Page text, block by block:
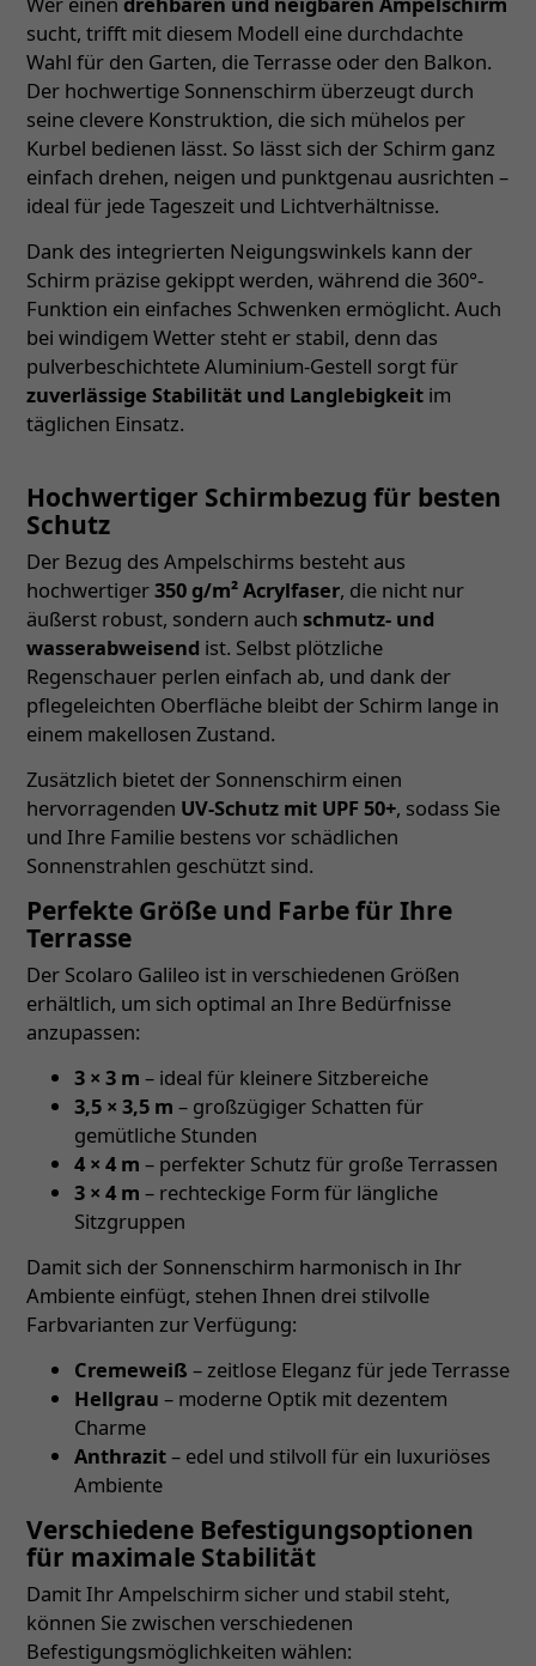
sucht, trifft mit diesem Modell eine durchdachte
Wahl für den Garten, die Terrasse oder den Balkon.
Der hochwertige Sonnenschirm überzeugt durch
seine clevere Konstruktion, die sich mühelos per
Kurbel bedienen lässt. So lässt sich der Schirm ganz
einfach drehen, neigen und punktgenau ausrichten –
ideal für jede Tageszeit und Lichtverhältnisse.
Dank des integrierten Neigungswinkels kann der
Schirm präzise gekippt werden, während die 360°-
Funktion ein einfaches Schwenken ermöglicht. Auch
bei windigem Wetter steht er stabil, denn das
pulverbeschichtete Aluminium-Gestell sorgt für
zuverlässige Stabilität und Langlebigkeit im
täglichen Einsatz.
Hochwertiger Schirmbezug für besten
Schutz
Der Bezug des Ampelschirms besteht aus
hochwertiger350 g/m² Acrylfaser, die nicht nur
äußerst robust, sondern auch schmutz- und
wasserabweisend ist. Selbst plötzliche
Regenschauer perlen einfach ab, und dank der
pflegeleichten Oberfläche bleibt der Schirm lange in
einem makellosen Zustand.
Zusätzlich bietet der Sonnenschirm einen
hervorragenden UV-Schutz mit UPF 50+, sodass Sie
und Ihre Familie bestens vor schädlichen
Sonnenstrahlen geschützt sind.
Perfekte Größe und Farbe für Ihre
Terrasse
Der Scolaro Galileo ist in verschiedenen Größen
erhältlich, um sich optimal an Ihre Bedürfnisse
anzupassen:
3 × 3 m – ideal für kleinere Sitzbereiche
3,5 × 3,5 m – großzügiger Schatten für
gemütliche Stunden
4 × 4 m – perfekter Schutz für große Terrassen
3 × 4 m – rechteckige Form für längliche
Sitzgruppen
Damit sich der Sonnenschirm harmonisch in Ihr
Ambiente einfügt, stehen Ihnen drei stilvolle
Farbvarianten zur Verfügung:
Cremeweiß – zeitlose Eleganz für jede Terrasse
Hellgrau – moderne Optik mit dezentem
Charme
Anthrazit– edel und stilvoll für ein luxuriöses
Ambiente
Verschiedene Befestigungsoptionen
für maximale Stabilität
Damit Ihr Ampelschirm sicher und stabil steht,
können Sie zwischen verschiedenen
Befestigungsmöglichkeiten wählen: